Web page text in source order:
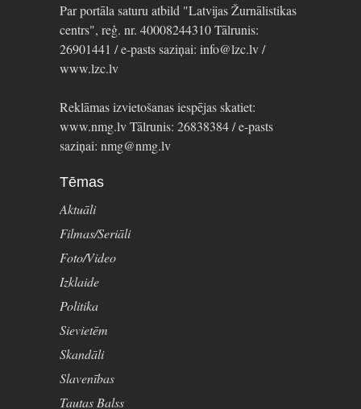
Par portāla saturu atbild "Latvijas Žurnālistikas
centrs", reģ. nr. 40008244310 Tālrunis:
26901441 / e-pasts saziņai: info@lzc.lv /
www.lzc.lv
Reklāmas izvietošanas iespējas skatiet:
www.nmg.lv Tālrunis: 26838384 / e-pasts
saziņai: nmg@nmg.lv
Tēmas
Aktuāli
Filmas/Seriāli
Foto/Video
Izklaide
Politika
Sievietēm
Skandāli
Slavenības
Tautas Balss